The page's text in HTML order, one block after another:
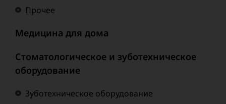
Прочее
Медицина для дома
Стоматологическое и зуботехническое
оборудование
Зуботехническое оборудование